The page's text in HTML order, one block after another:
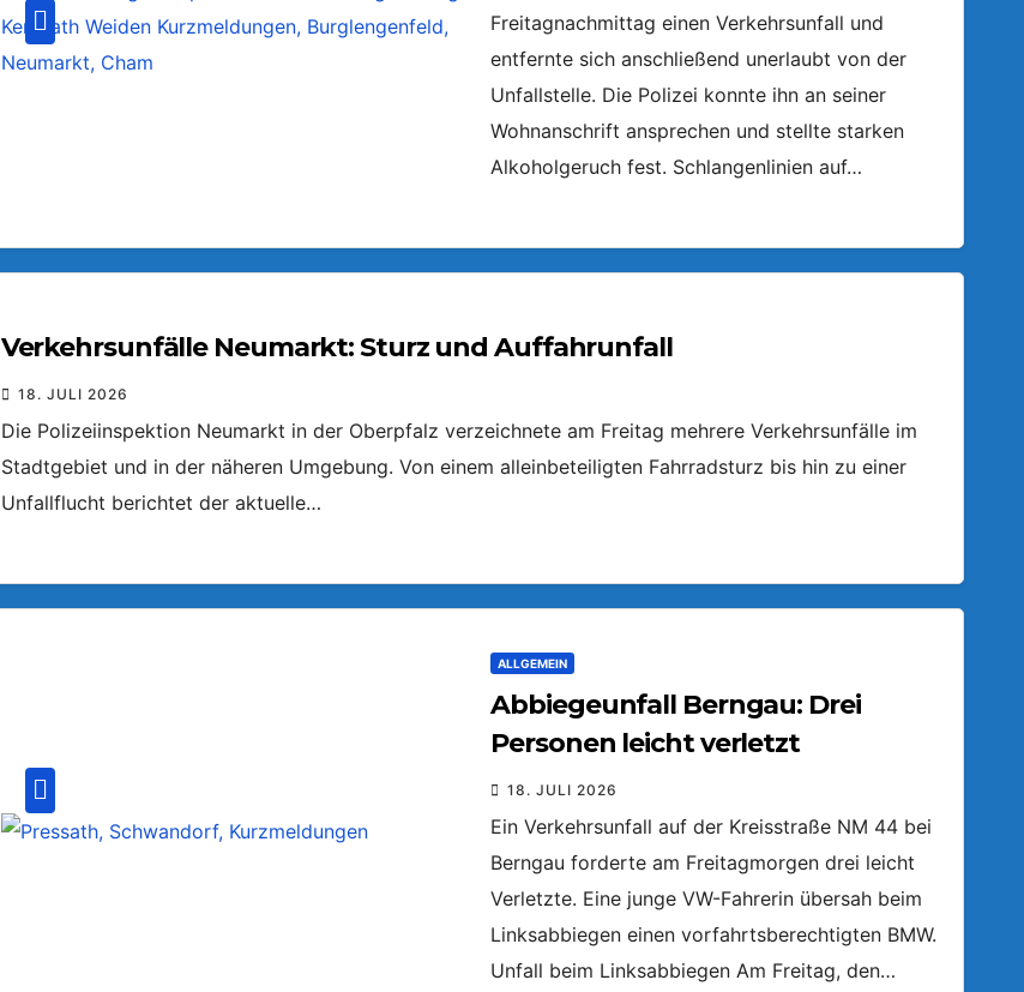
Freitagnachmittag einen Verkehrsunfall und
entfernte sich anschließend unerlaubt von der
Unfallstelle. Die Polizei konnte ihn an seiner
Wohnanschrift ansprechen und stellte starken
Alkoholgeruch fest. Schlangenlinien auf…
Verkehrsunfälle Neumarkt: Sturz und Auffahrunfall
18. JULI 2026
Die Polizeiinspektion Neumarkt in der Oberpfalz verzeichnete am Freitag mehrere Verkehrsunfälle im
Stadtgebiet und in der näheren Umgebung. Von einem alleinbeteiligten Fahrradsturz bis hin zu einer
Unfallflucht berichtet der aktuelle…
ALLGEMEIN
Abbiegeunfall Berngau: Drei
Personen leicht verletzt
18. JULI 2026
Ein Verkehrsunfall auf der Kreisstraße NM 44 bei
Berngau forderte am Freitagmorgen drei leicht
Verletzte. Eine junge VW-Fahrerin übersah beim
Linksabbiegen einen vorfahrtsberechtigten BMW.
Unfall beim Linksabbiegen Am Freitag, den…